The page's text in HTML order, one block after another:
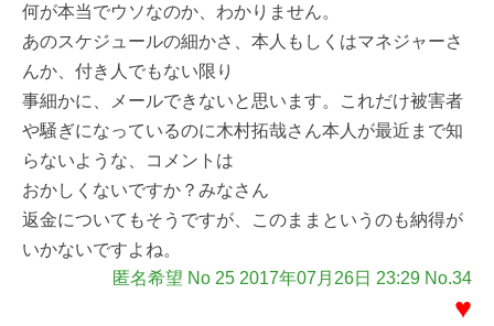
何が本当でウソなのか、わかりません。
あのスケジュールの細かさ、本人もしくはマネジャーさ
んか、付き人でもない限り
事細かに、メールできないと思います。これだけ被害者
や騒ぎになっているのに木村拓哉さん本人が最近まで知
らないような、コメントは
おかしくないですか？みなさん
返金についてもそうですが、このままというのも納得が
いかないですよね。
匿名希望 No 25 2017年07月26日 23:29 No.34
♥